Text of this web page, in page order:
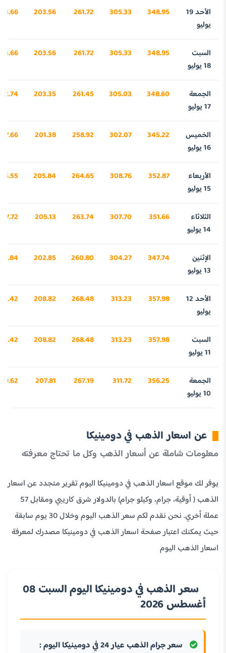
الأحد 19
يوليو
348.95
305.33
261.72
203.56
السبت
18 يوليو
348.95
305.33
261.72
203.56
الجمعة
17 يوليو
348.60
305.03
261.45
203.35
الخميس
16 يوليو
345.22
302.07
258.92
201.38
الأربعاء
15 يوليو
352.87
308.76
264.65
205.84
الثلاثاء
14 يوليو
351.66
307.70
263.74
205.13
الإثنين
13 يوليو
347.74
304.27
260.80
202.85
الأحد 12
يوليو
357.98
313.23
268.48
208.82
السبت
11 يوليو
357.98
313.23
268.48
208.82
الجمعة
10 يوليو
356.25
311.72
267.19
207.81
عن اسعار الذهب في دومينيكا
معلومات شاملة عن أسعار الذهب وكل ما تحتاج معرفته
يوفر لك موقع اسعار الذهب في دومينيكا اليوم تقرير متجدد عن اسعار
الذهب ( أوقية، جرام، وكيلو جرام) بالدولار شرق كاريبي ومقابل 57
عملة أخري. نحن نقدم لكم سعر الذهب اليوم وخلال 30 يوم سابقة
حيث يمكنك اعتبار صفحة اسعار الذهب في دومينيكا مصدرك لمعرفة
اسعار الذهب اليوم
سعر الذهب في دومينيكا اليوم السبت 08
أغسطس 2026
سعر جرام الذهب عيار 24 في دومينيكا اليوم :